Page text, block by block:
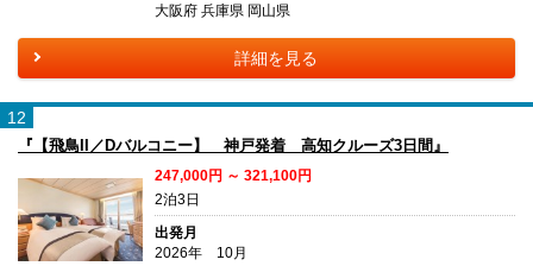
大阪府 兵庫県 岡山県
詳細を見る
12
『【飛鳥II／Dバルコニー】 神戸発着 高知クルーズ3日間』
247,000円 ～ 321,100円
2泊3日
出発月
2026年 10月